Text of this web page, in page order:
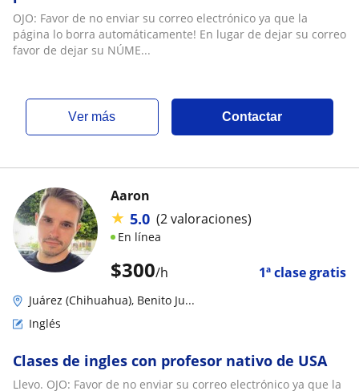
OJO: Favor de no enviar su correo electrónico ya que la
página lo borra automáticamente! En lugar de dejar su correo
favor de dejar su NÚME...
ver más Contactar
$300/h 1ª clase gratis
Aaron
★ 5.0 (2 valoraciones)
En línea
Juárez (Chihuahua), Benito Ju...
Inglés
Clases de ingles con profesor nativo de USA
Llevo. OJO: Favor de no enviar su correo electrónico ya que la